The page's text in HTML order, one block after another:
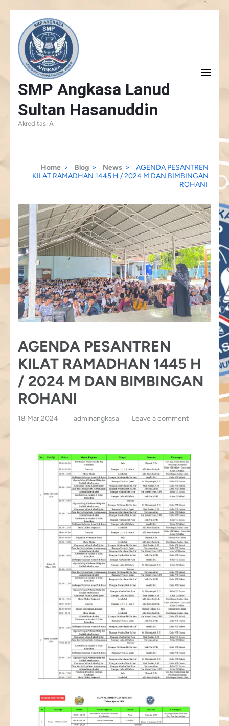
to
content
(Press
Enter)
SMP Angkasa Lanud
Sultan Hasanuddin
Akreditasi A
Home > Blog > News >
AGENDA PESANTREN
KILAT RAMADHAN 1445 H / 2024 M DAN BIMBINGAN
ROHANI
AGENDA PESANTREN
KILAT RAMADHAN 1445 H
/ 2024 M DAN BIMBINGAN
ROHANI
18 Mar,2024 adminangkasa Leave a comment